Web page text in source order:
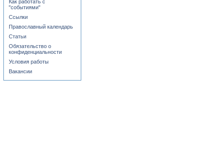
Как работать с
"событиями"
Ссылки
Православный календарь
Статьи
Обязательство о
конфиденциальности
Условия работы
Вакансии